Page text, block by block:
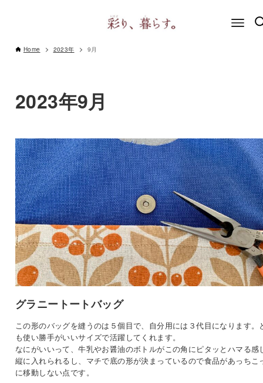
Home 2023年 9月
2023年9月
グラニートートバッグ
この形のバッグを縫うのは５個目で、自分用には３代目になります。
も使い勝手がいいサイズで活躍してくれます。
なにがいいって、牛乳やお醤油のボトルがこの角にピタッとハマる感
縦に入れられるし、マチで底の形が決まっているので食品があっちこ
に移動しない点です。